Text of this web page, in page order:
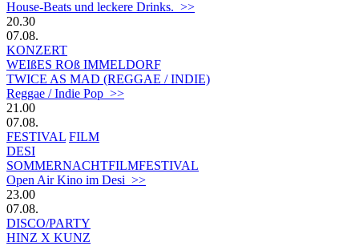
House-Beats und leckere Drinks. >>
20.30
07.08.
KONZERT
WEIßES ROß IMMELDORF
TWICE AS MAD (REGGAE / INDIE)
Reggae / Indie Pop >>
21.00
07.08.
FESTIVAL FILM
DESI
SOMMERNACHTFILMFESTIVAL
Open Air Kino im Desi >>
23.00
07.08.
DISCO/PARTY
HINZ X KUNZ